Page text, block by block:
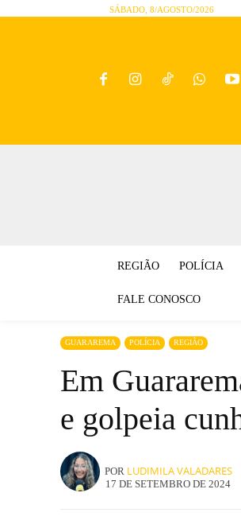
SÁBADO, 8/AGOSTO/2026
REGIÃO POLÍCIA
FALE CONOSCO
GUARAREMA POLÍCIA REGIÃO
Em
e golpeia
POR LUDIMILA VALADARES
17 DE SETEMBRO DE 2024